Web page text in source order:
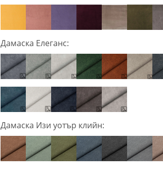
Дамаска Елеганс:
Дамаска Изи уотър клийн: